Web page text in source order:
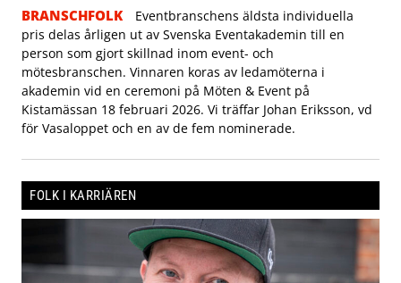
BRANSCHFOLK
Eventbranschens äldsta individuella
pris delas årligen ut av Svenska Eventakademin till en
person som gjort skillnad inom event- och
mötesbranschen. Vinnaren koras av ledamöterna i
akademin vid en ceremoni på Möten & Event på
Kistamässan 18 februari 2026. Vi träffar Johan Eriksson, vd
för Vasaloppet och en av de fem nominerade.
FOLK I KARRIÄREN